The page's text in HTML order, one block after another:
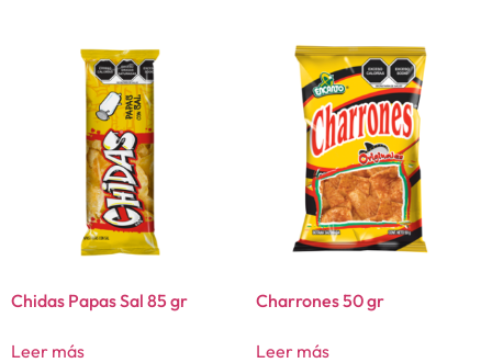
Chidas Papas Sal 85 gr
Leer más
Charrones 50 gr
Leer más